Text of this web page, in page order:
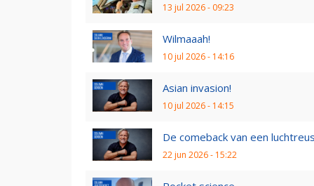
13 jul 2026 - 09:23
Wilmaaah!
10 jul 2026 - 14:16
Asian invasion!
10 jul 2026 - 14:15
De comeback van een luchtreus
22 jun 2026 - 15:22